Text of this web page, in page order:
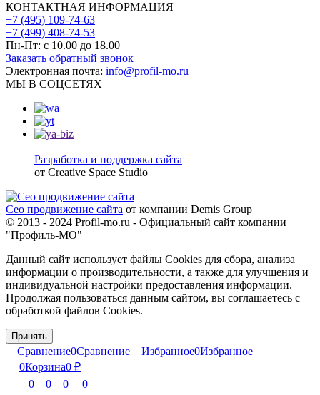
КОНТАКТНАЯ ИНФОРМАЦИЯ
+7 (495) 109-74-63
+7 (499) 408-74-53
Пн-Пт: с 10.00 до 18.00
Заказать обратный звонок
Электронная почта: info@profil-mo.ru
МЫ В СОЦСЕТЯХ
Разработка и поддержка сайта
от Creative Space Studio
Сео продвижение сайта от компании Demis Group
© 2013 - 2024 Profil-mo.ru - Официальный сайт компании
"Профиль-МО"
Данный сайт использует файлы Cookies для сбора, анализа
информации о производительности, а также для улучшения и
индивидуальной настройки предоставления информации.
Продолжая пользоваться данным сайтом, вы соглашаетесь с
обработкой файлов Cookies.
Принять
Сравнение0Сравнение Избранное0Избранное
0Корзина0 ₽
0
0 0 0